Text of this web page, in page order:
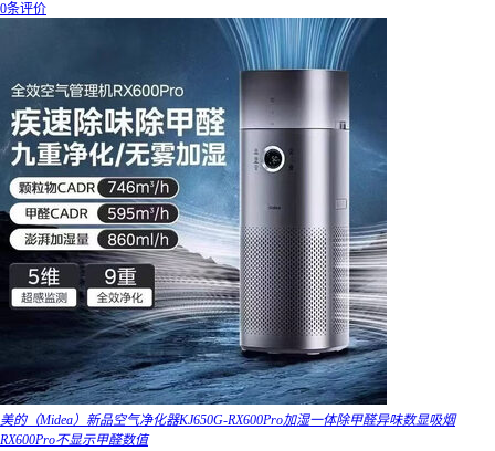
0条评价
美的（Midea）新品空气净化器KJ650G-RX600Pro加湿一体除甲醛异味数显吸烟
RX600Pro不显示甲醛数值